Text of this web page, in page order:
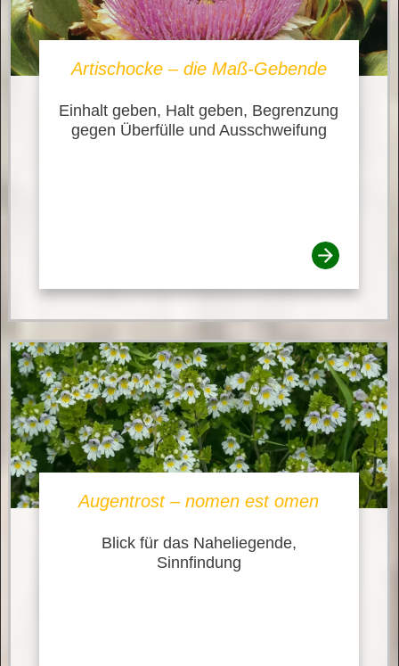
Artischocke – die Maß-Gebende
Einhalt geben, Halt geben, Begrenzung
gegen Überfülle und Ausschweifung
Augentrost – nomen est omen
Blick für das Naheliegende,
Sinnfindung